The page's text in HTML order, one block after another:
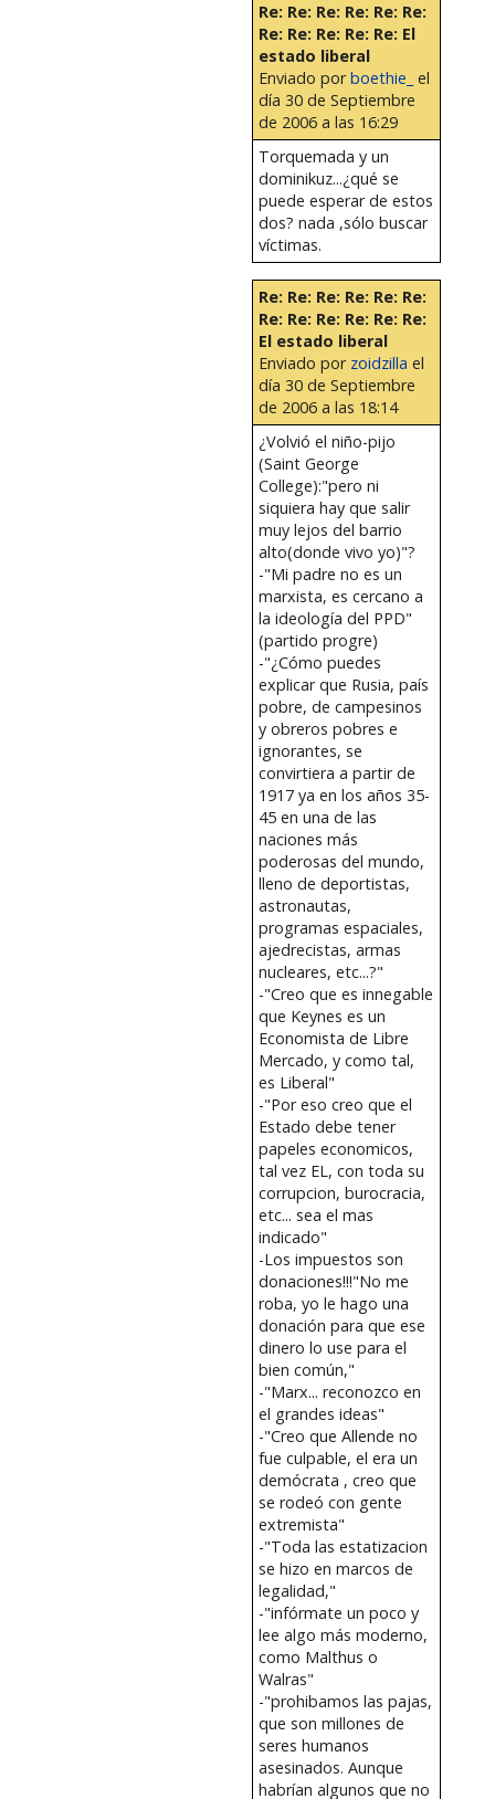
Re: Re: Re: Re: Re: Re:
Re: Re: Re: Re: Re: El
estado liberal
Enviado porboethie_ el
día 30 de Septiembre
de 2006 a las 16:29
Torquemada y un
dominikuz...¿qué se
puede esperar de estos
dos? nada ,sólo buscar
víctimas.
Re: Re: Re: Re: Re: Re:
Re: Re: Re: Re: Re: Re:
El estado liberal
Enviado por zoidzilla el
día 30 de Septiembre
de 2006 a las 18:14
¿Volvió el niño-pijo
(Saint George
College):"pero ni
siquiera hay que salir
muy lejos del barrio
alto(donde vivo yo)"?
-"Mi padre no es un
marxista, es cercano a
la ideología del PPD"
(partido progre)
-"¿Cómo puedes
explicar que Rusia, país
pobre, de campesinos
y obreros pobres e
ignorantes, se
convirtiera a partir de
1917 ya en los años 35-
45 en una de las
naciones más
poderosas del mundo,
lleno de deportistas,
astronautas,
programas espaciales,
ajedrecistas, armas
nucleares, etc...?"
-"Creo que es innegable
que Keynes es un
Economista de Libre
Mercado, y como tal,
es Liberal"
-"Por eso creo que el
Estado debe tener
papeles economicos,
tal vez EL, con toda su
corrupcion, burocracia,
etc... sea el mas
indicado"
-Los impuestos son
donaciones!!!"No me
roba, yo le hago una
donación para que ese
dinero lo use para el
bien común,"
-"Marx... reconozco en
el grandes ideas"
-"Creo que Allende no
fue culpable, el era un
demócrata , creo que
se rodeó con gente
extremista"
-"Toda las estatizacion
se hizo en marcos de
legalidad,"
-"infórmate un poco y
lee algo más moderno,
como Malthus o
Walras"
-"prohibamos las pajas,
que son millones de
seres humanos
asesinados. Aunque
habrían algunos que no